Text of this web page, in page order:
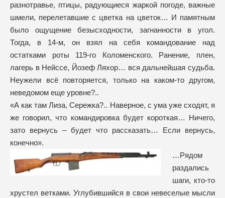
разнотравье, птицы, радующиеся жаркой погоде, важные
шмели, перелетавшие с цветка на цветок… И памятным
было ощущение безысходности, загнанности в угол.
Тогда, в 14-м, он взял на себя командование над
остатками роты 119-го Коломенского. Ранение, плен,
лагерь в Нейссе, Йозеф Ляхор… вся дальнейшая судьба.
Неужели всё повторяется, только на каком-то другом,
неведомом еще уровне?..
«А как там Лиза, Сережка?.. Наверное, с ума уже сходят, я
же говорил, что командировка будет короткая… Ничего,
зато вернусь – будет что рассказать… Если вернусь,
конечно».
…Рядом
раздались
шаги, кто-то
хрустел ветками. Углубившийся в свои невеселые мысли